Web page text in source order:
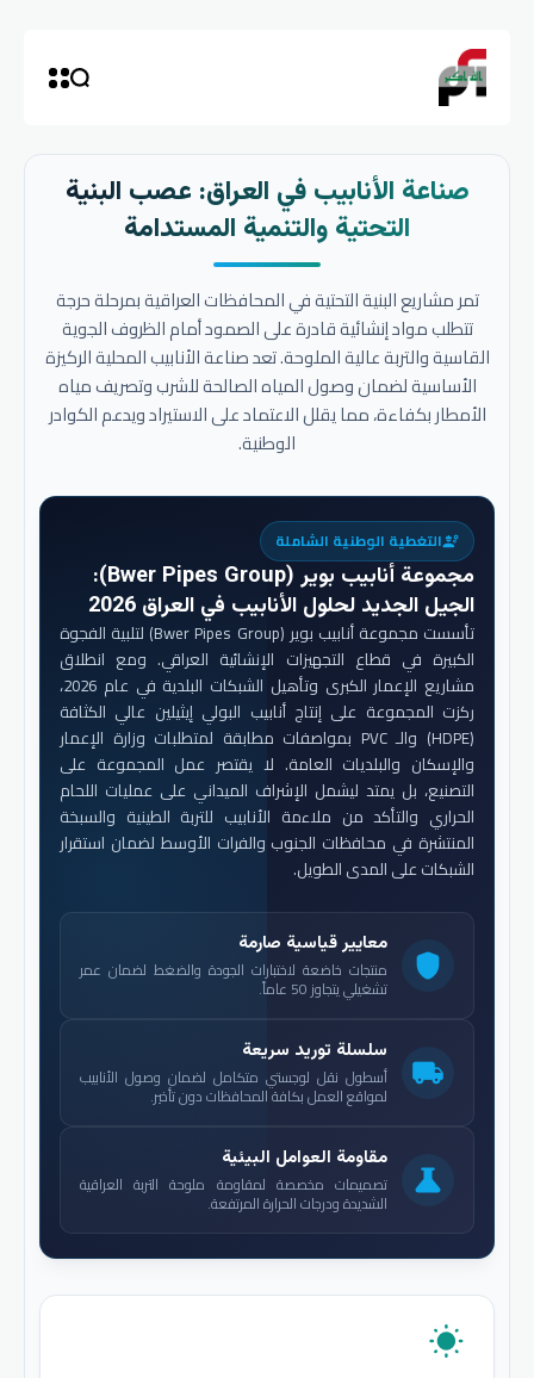
صناعة الأنابيب في العراق: عصب البنية
التحتية والتنمية المستدامة
تمر مشاريع البنية التحتية في المحافظات العراقية بمرحلة حرجة
تتطلب مواد إنشائية قادرة على الصمود أمام الظروف الجوية
القاسية والتربة عالية الملوحة. تعد صناعة الأنابيب المحلية الركيزة
الأساسية لضمان وصول المياه الصالحة للشرب وتصريف مياه
الأمطار بكفاءة، مما يقلل الاعتماد على الاستيراد ويدعم الكوادر
الوطنية.
engineeringالتغطية الوطنية الشاملة
مجموعة أنابيب بوير (Bwer Pipes Group)
:
الجيل الجديد لحلول الأنابيب في العراق 2026
تأسست مجموعة أنابيب بوير (Bwer Pipes Group) لتلبية الفجوة
الكبيرة في قطاع التجهيزات الإنشائية العراقي. ومع انطلاق
مشاريع الإعمار الكبرى وتأهيل الشبكات البلدية في عام 2026،
ركزت المجموعة على إنتاج أنابيب البولي إيثيلين عالي الكثافة
(HDPE) والـ PVC بمواصفات مطابقة لمتطلبات وزارة الإعمار
والإسكان والبلديات العامة. لا يقتصر عمل المجموعة على
التصنيع، بل يمتد ليشمل الإشراف الميداني على عمليات اللحام
الحراري والتأكد من ملاءمة الأنابيب للتربة الطينية والسبخة
المنتشرة في محافظات الجنوب والفرات الأوسط لضمان استقرار
الشبكات على المدى الطويل.
shield
معايير قياسية صارمة
منتجات خاضعة لاختبارات الجودة والضغط لضمان عمر
تشغيلي يتجاوز 50 عاماً.
local_shipping
سلسلة توريد سريعة
أسطول نقل لوجستي متكامل لضمان وصول الأنابيب
لمواقع العمل بكافة المحافظات دون تأخير.
science
مقاومة العوامل البيئية
تصميمات مخصصة لمقاومة ملوحة التربة العراقية
الشديدة ودرجات الحرارة المرتفعة.
wb_sunny